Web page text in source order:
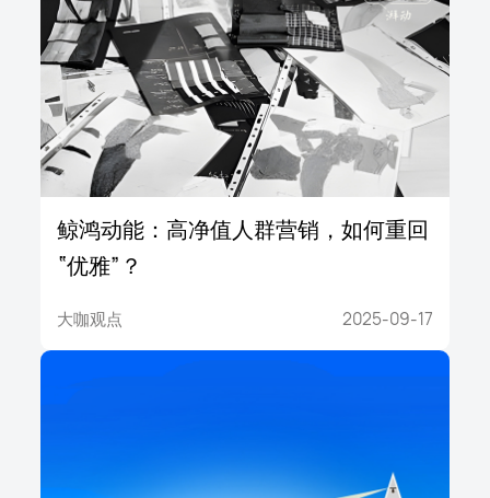
鲸鸿动能：高净值人群营销，如何重回
“优雅”？
大咖观点 2025-09-17